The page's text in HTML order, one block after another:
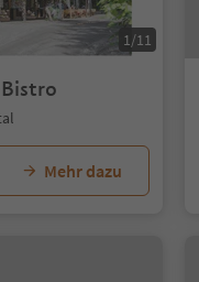
1/11
Mehr dazu